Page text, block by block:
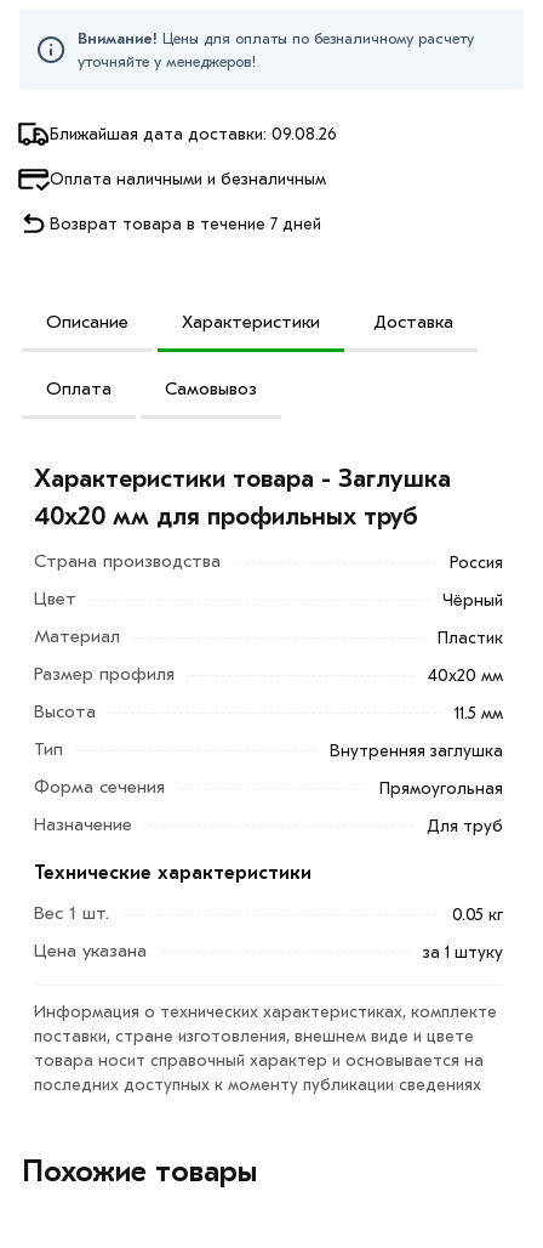
Ближайшая дата доставки: 09.08.26
Оплата наличными и безналичным
Возврат товара в течение 7 дней
Внимание! Цены для оплаты по безналичному расчету
уточняйте у менеджеров!
Описание Характеристики Доставка
Оплата Самовывоз
Пластиковая заглушка 40х20 мм для профильных труб
предназначена для защиты профтруб от коррозии и
столбов и любых других конструкций.
Благодаря наличию внутренних ребер жесткости
данный элемент надежно фиксируется внутри трубы.
«Добавить в корзину»или нажмите на кнопку
Характеристики товара - Заглушка
40х20 мм для профильных труб
Страна производства Россия
Цвет Чёрный
Материал Пластик
Размер профиля 40х20 мм
Высота 11.5 мм
Тип Внутренняя заглушка
Форма сечения Прямоугольная
Назначение Для труб
Технические характеристики
Вес 1 шт.
0.05 кг
Цена указана за 1 штуку
Информация о технических характеристиках, комплекте
поставки, стране изготовления, внешнем виде и цвете
товара носит справочный характер и основывается на
последних доступных к моменту публикации сведениях
Похожие товары